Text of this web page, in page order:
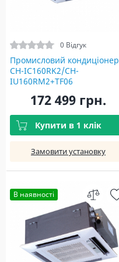
0 Відгук
Промисловий кондиціонер
CH-IC160RK2/CH-
IU160RM2+TF06
172 499 грн.
Купити в 1 клік
Замовити установку
В наявності